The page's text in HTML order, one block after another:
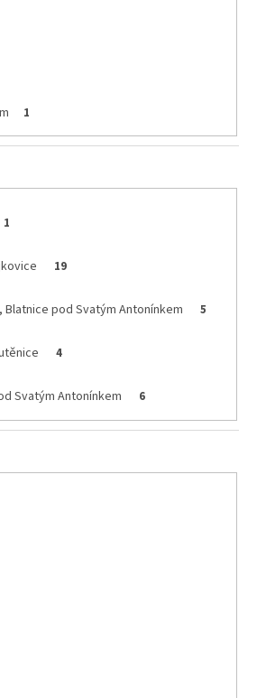
1
1
19
Blatnice pod Svatým Antonínkem 5
4
Svatým Antonínkem 6